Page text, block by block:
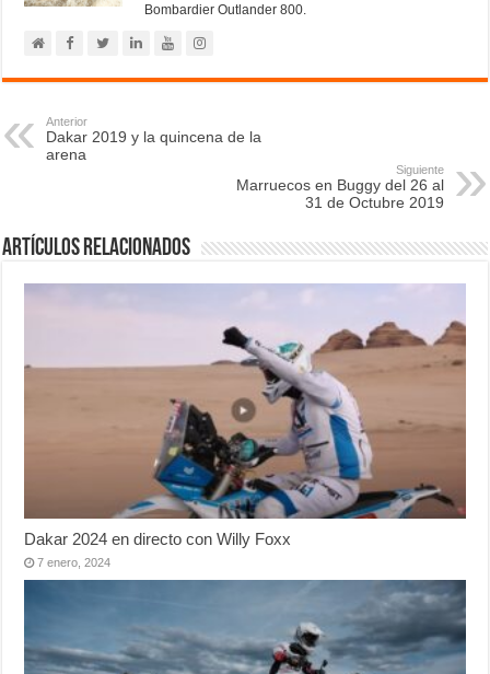
Bombardier Outlander 800.
Anterior
Dakar 2019 y la quincena de la
arena
Siguiente
Marruecos en Buggy del 26 al
31 de Octubre 2019
Artículos relacionados
Dakar 2024 en directo con Willy Foxx
7 enero, 2024